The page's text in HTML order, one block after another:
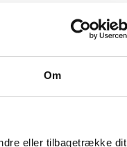
Om
eller tilbagetrække dit